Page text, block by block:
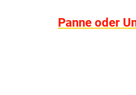
Panne oder